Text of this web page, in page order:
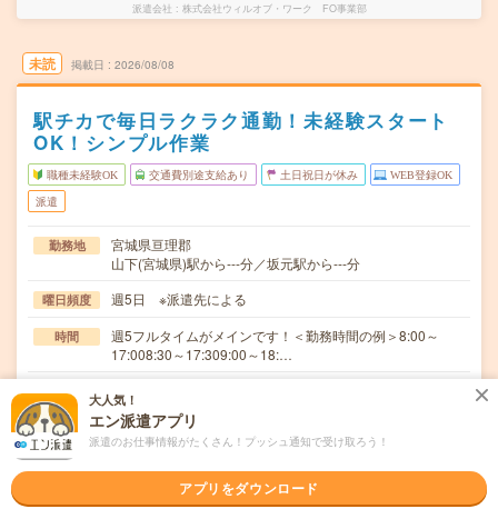
派遣会社 株式会社ウィルオブ・ワーク FO事業部
未読 掲載日 2026/08/08
駅チカで毎日ラクラク通勤！未経験スタート
OK！シンプル作業
職種未経験OK 交通費別途支給あり 土日祝日が休み WEB登録OK
派遣
勤務地
宮城県亘理郡
山下(宮城県)駅から---分／坂元駅から---分
曜日頻度 週5日 ※派遣先による
時間
週5フルタイムがメインです！＜勤務時間の例＞8:00～
17:008:30～17:309:00～18:…
期間
ト日はご相談ください。★急募です！
時給 時給1150円～1400円 ★Wワーク不可
交通費
交通費全額支給
大人気！
エン派遣アプリ
派遣のお仕事情報がたくさん！プッシュ通知で受け取ろう！
アプリをダウンロード